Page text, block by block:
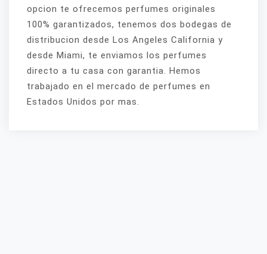
opcion te ofrecemos perfumes originales
100% garantizados, tenemos dos bodegas de
distribucion desde Los Angeles California y
desde Miami, te enviamos los perfumes
directo a tu casa con garantia. Hemos
trabajado en el mercado de perfumes en
Estados Unidos por mas.